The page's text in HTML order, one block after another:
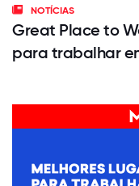
NOTÍCIAS
Great Place to
para trabalhar